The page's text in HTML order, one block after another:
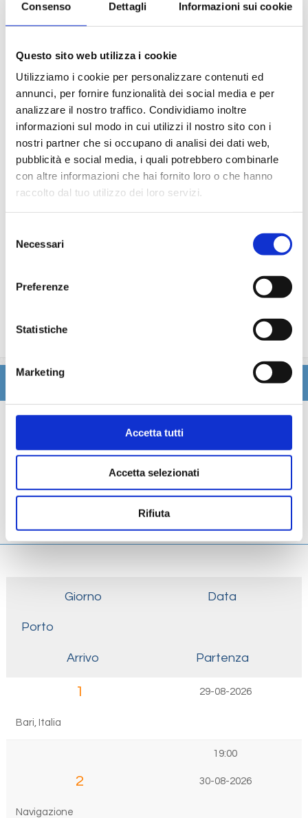
Consenso Dettagli Informazioni sui cookie
Questo sito web utilizza i cookie
Utilizziamo i cookie per personalizzare contenuti ed
annunci, per fornire funzionalità dei social media e per
analizzare il nostro traffico. Condividiamo inoltre
informazioni sul modo in cui utilizzi il nostro sito con i
nostri partner che si occupano di analisi dei dati web,
pubblicità e social media, i quali potrebbero combinarle
con altre informazioni che hai fornito loro o che hanno
raccolto dal tuo utilizzo dei loro servizi.
delNecessari
Preferenze
Statistiche
Marketing
Accetta tutti
Accetta selezionati
Rifiuta
Le quote di servizio (mance)
Il trattamento di pensione completa a bordo (colazione,
Bevande a dispenser, serata di Gala con menù
La partecipazione a tutte le attività di animazione
(giochi, concorsi, tornei, feste, serate a tema).
Gli spettacoli musicali o di cabaret nel teatro di bordo, i
balli e le feste in programma tutte le sere durante la
crociera.
L'utilizzo di tutte le attrezzature della nave: piscine,
lettini, teli mare, palestra, vasche idromassaggio,
biblioteca, discoteca.
Le bevande, le escursioni a terra nel corso della crociera,
Tasse portuali
trattamenti estetici, medico, navigazione internet,
lavanderia).
Scheda tecnica
Galleria
Cabine
Ponti
Giorno Data
Porto
Arrivo Partenza
1 29-08-2026
Bari, Italia
19:00
2 30-08-2026
Navigazione